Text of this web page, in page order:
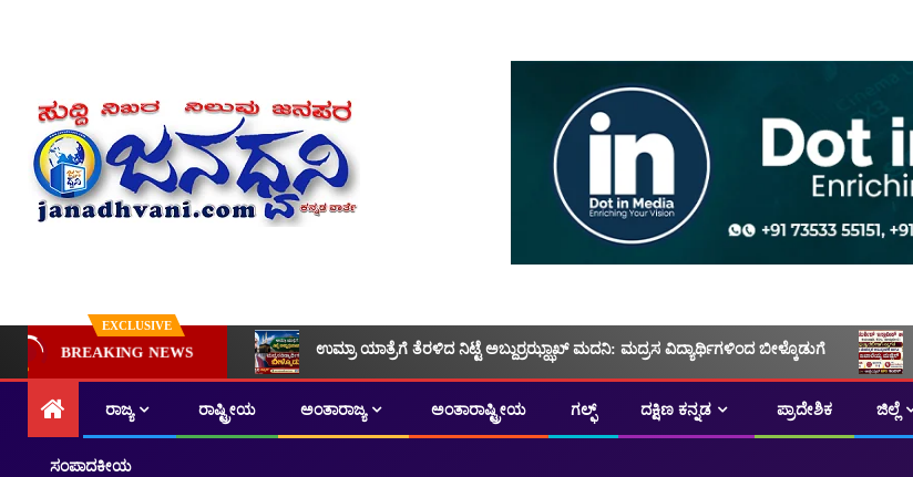
EXCLUSIVE
BREAKING NEWS ಉಮ್ರಾ ಯಾತ್ರೆಗೆ ತೆರಳಿದ ನಿಟ್ಟೆ ಅಬ್ದುರ್ರಝ್ಝಾಖ್ ಮದನಿ: ಮದ್ರಸ ವಿದ್ಯಾರ್ಥಿಗಳಿಂದ ಬೀಳ್ಕೊಡುಗೆ
ರಾಜ್ಯ ರಾಷ್ಟ್ರೀಯ ಅಂತಾರಾಜ್ಯ ಅಂತಾರಾಷ್ಟ್ರೀಯ ಗಲ್ಫ್ ದಕ್ಷಿಣ ಕನ್ನಡ ಪ್ರಾದೇಶಿಕ ಜಿಲ್ಲೆ
ಸಂಪಾದಕೀಯ